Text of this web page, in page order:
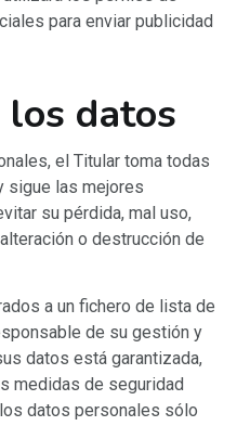
para enviar publicidad
el Titular toma todas
sigue las mejores
su pérdida, mal uso,
o destrucción de
a un fichero de lista de
de su gestión y
datos está garantizada,
medidas de seguridad
datos personales sólo